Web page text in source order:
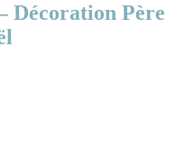
Décoration Père